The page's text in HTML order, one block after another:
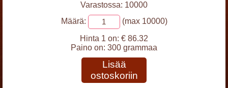
Varastossa: 10000
Määrä:
(max 10000)
Hinta 1 on: € 86.32
Paino on: 300 grammaa
Lisää
ostoskoriin